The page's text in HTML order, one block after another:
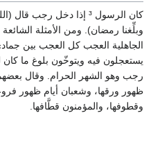
كان الرسول ³ إذا دخل
وبلِّغنا رمضان). ومن الأمثلة
الجاهلية العجب كل العجب بين
يستعجلون فيه ويتوخّون بلوغ ما
رجب وهو الشهر الحرام. وقال
ظهور ورقها، وشعبان أيام ظهور
وقطوفها، والمؤمنون قطَّافها.